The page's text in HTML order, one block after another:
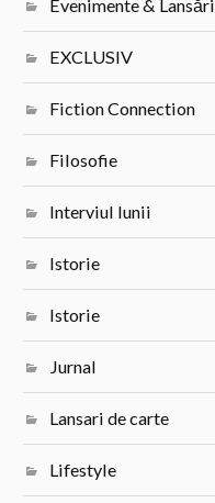
Evenimente & Lansări
EXCLUSIV
Fiction Connection
Filosofie
Interviul lunii
Istorie
Istorie
Jurnal
Lansari de carte
Lifestyle